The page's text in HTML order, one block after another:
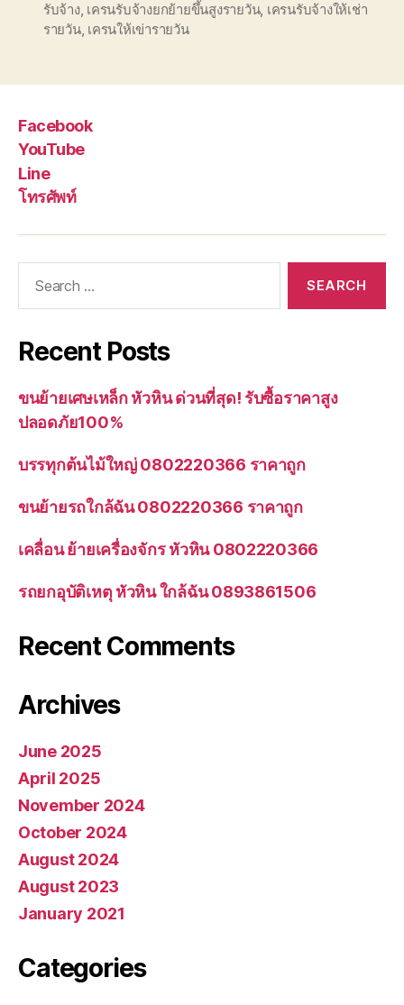
รับจ้าง, เครนรับจ้างยกย้ายขึ้นสูงรายวัน, เครนรับจ้างให้เช่า
รายวัน, เครนให้เข่ารายวัน
Facebook
YouTube
Line
โทรศัพท์
Recent Posts
ขนย้ายเศษเหล็ก หัวหิน ด่วนที่สุด! รับซื้อราคาสูง
ปลอดภัย100%
บรรทุกต้นไม้ใหญ่ 0802220366 ราคาถูก
ขนย้ายรถใกล้ฉัน 0802220366 ราคาถูก
เคลื่อน ย้ายเครื่องจักร หัวหิน 0802220366
รถยกอุบัติเหตุ หัวหิน ใกล้ฉัน 0893861506
Recent Comments
Archives
June 2025
April 2025
November 2024
October 2024
August 2024
August 2023
January 2021
Categories